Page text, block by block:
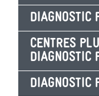
DIAGNOSTIC
CENTRES
DIAGNOSTIC
DIAGNOSTIC